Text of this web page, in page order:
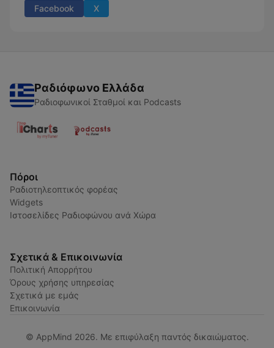
Facebook X
Ραδιόφωνο Ελλάδα
Ραδιοφωνικοί Σταθμοί και Podcasts
Πόροι
Ραδιοτηλεοπτικός φορέας
Widgets
Ιστοσελίδες Ραδιοφώνου ανά Χώρα
Σχετικά & Επικοινωνία
Πολιτική Απορρήτου
Όρους χρήσης υπηρεσίας
Σχετικά με εμάς
Επικοινωνία
© AppMind 2026. Με επιφύλαξη παντός δικαιώματος.